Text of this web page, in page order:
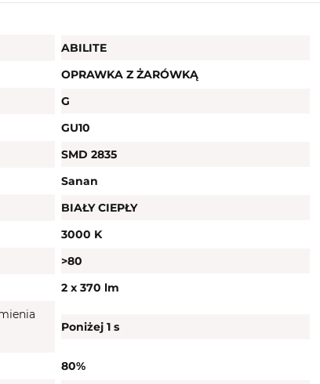
ABILITE
OPRAWKA Z ŻARÓWKĄ
G
GU10
SMD 2835
Sanan
BIAŁY CIEPŁY
3000 K
>80
2 x 370 lm
Poniżej 1 s
80%